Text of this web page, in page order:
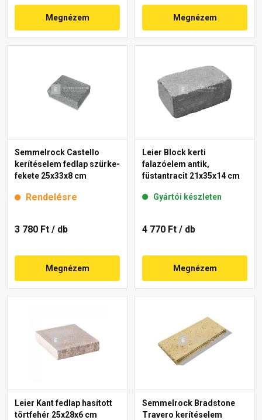
Megnézem Megnézem
Semmelrock Castello
kerítéselem fedlap szürke-
fekete 25x33x8 cm
Rendelésre
3 780 Ft / db
Megnézem
Leier Block kerti
falazóelem antik,
füstantracit 21x35x14 cm
Gyártói készleten
4 770 Ft / db
Megnézem
Leier Kant fedlap hasított
törtfehér 25x28x6 cm
Semmelrock Bradstone
Travero kerítéselem